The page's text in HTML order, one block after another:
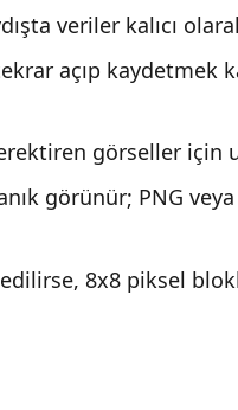
veriler kalıcı
tekrar açıp kaydetmek
görseller için
görünür; PNG veya
8x8 piksel